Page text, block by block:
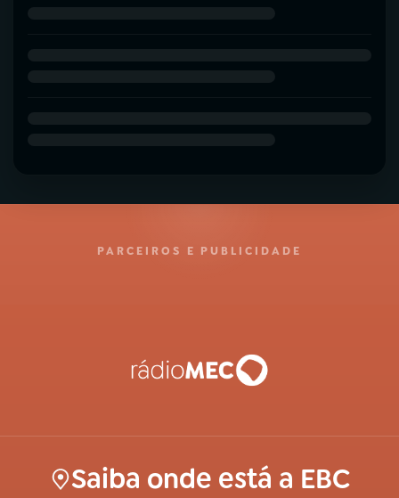
PARCEIROS E PUBLICIDADE
Saiba onde está a EBC